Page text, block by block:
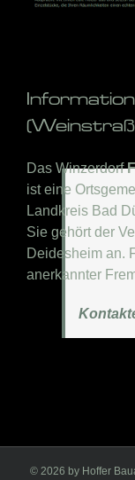
Das Winzerdorf
ist eine
Landkreis Bad
Sie gehört der
Deidesheim an.
anerkannter
© 2026 by Hoffer